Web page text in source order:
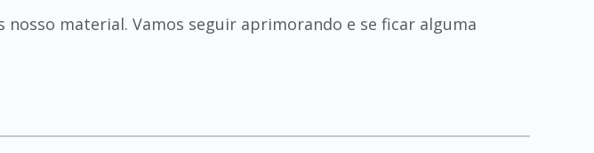
material. Vamos seguir aprimorando e se ficar alguma